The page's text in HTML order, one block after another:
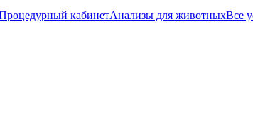
кабинетАнализы для животныхВсе